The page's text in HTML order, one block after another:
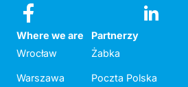
Where we are
Wrocław
Warszawa
Partnerzy
Żabka
Poczta Polska